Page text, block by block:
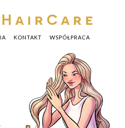
KONTAKT WSPÓŁPRACA